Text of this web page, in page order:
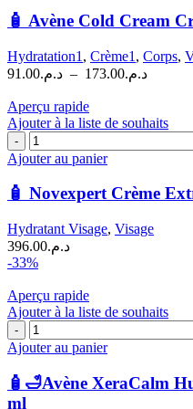
a
plusieurs
variations.
Les
options
être
choisies
sur
du
🧴 Avène Cold Cream
Hydratation1 , Crème1 , Corps,
د.م.91.00 – د.م.173.00
Plage
د.م.91.00
Aperçu rapide
Ajouter à la liste de souhaits
quantité
de
Novexpert
Crème
Extra
Riche
Réparatrice
|
ml
Ajouter au panier
🧴 Novexpert Crème
Hydratant Visage, Visage
د.م.396.00
-33%
Aperçu rapide
Ajouter à la liste de souhaits
quantité
de
🛁
Avène
Ajouter au panier
🧴🛁Avène XeraCalm
ml